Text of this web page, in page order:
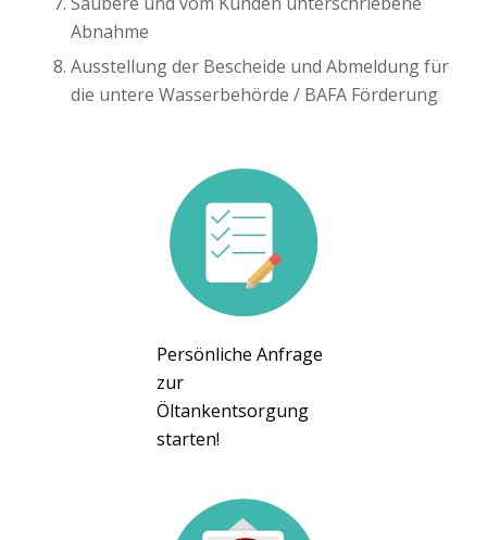
Abnahme
Ausstellung der Bescheide und Abmeldung für
die untere Wasserbehörde / BAFA Förderung
Persönliche Anfrage
zur
Öltankentsorgung
starten!